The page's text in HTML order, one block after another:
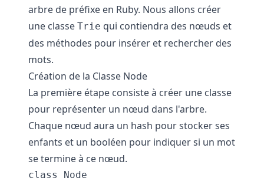
arbre de préfixe en Ruby. Nous allons créer
une classe Trie qui contiendra des nœuds et
des méthodes pour insérer et rechercher des
mots.
Création de la Classe Node
La première étape consiste à créer une classe
pour représenter un nœud dans l'arbre.
Chaque nœud aura un hash pour stocker ses
enfants et un booléen pour indiquer si un mot
se termine à ce nœud.
class Node